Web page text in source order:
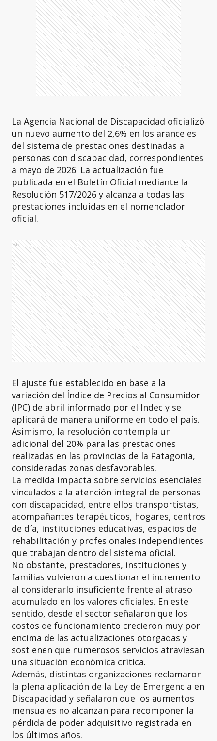
La Agencia Nacional de Discapacidad oficializó
un nuevo aumento del 2,6% en los aranceles
del sistema de prestaciones destinadas a
personas con discapacidad, correspondientes
a mayo de 2026. La actualización fue
publicada en el Boletín Oficial mediante la
Resolución 517/2026 y alcanza a todas las
prestaciones incluidas en el nomenclador
oficial.
Ads
El ajuste fue establecido en base a la
variación del Índice de Precios al Consumidor
(IPC) de abril informado por el Indec y se
aplicará de manera uniforme en todo el país.
Asimismo, la resolución contempla un
adicional del 20% para las prestaciones
realizadas en las provincias de la Patagonia,
consideradas zonas desfavorables.
La medida impacta sobre servicios esenciales
vinculados a la atención integral de personas
con discapacidad, entre ellos transportistas,
acompañantes terapéuticos, hogares, centros
de día, instituciones educativas, espacios de
rehabilitación y profesionales independientes
que trabajan dentro del sistema oficial.
No obstante, prestadores, instituciones y
familias volvieron a cuestionar el incremento
al considerarlo insuficiente frente al atraso
acumulado en los valores oficiales. En este
sentido, desde el sector señalaron que los
costos de funcionamiento crecieron muy por
encima de las actualizaciones otorgadas y
sostienen que numerosos servicios atraviesan
una situación económica crítica.
Además, distintas organizaciones reclamaron
la plena aplicación de la Ley de Emergencia en
Discapacidad y señalaron que los aumentos
mensuales no alcanzan para recomponer la
pérdida de poder adquisitivo registrada en
los últimos años.